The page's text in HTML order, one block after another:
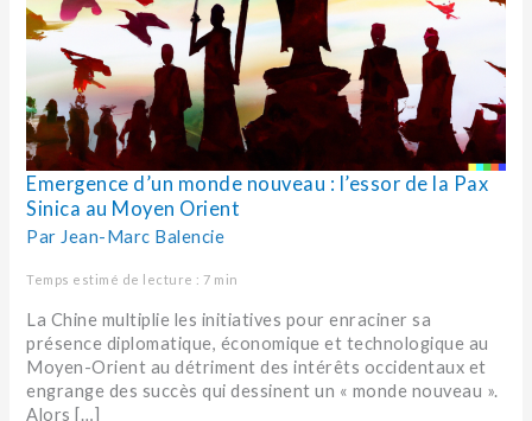
Emergence d’un monde nouveau : l’essor de la Pax
Sinica au Moyen Orient
Par Jean-Marc Balencie
Temps estimé de lecture : 7 min
La Chine multiplie les initiatives pour enraciner sa
présence diplomatique, économique et technologique au
Moyen-Orient au détriment des intérêts occidentaux et
engrange des succès qui dessinent un « monde nouveau ».
Alors […]